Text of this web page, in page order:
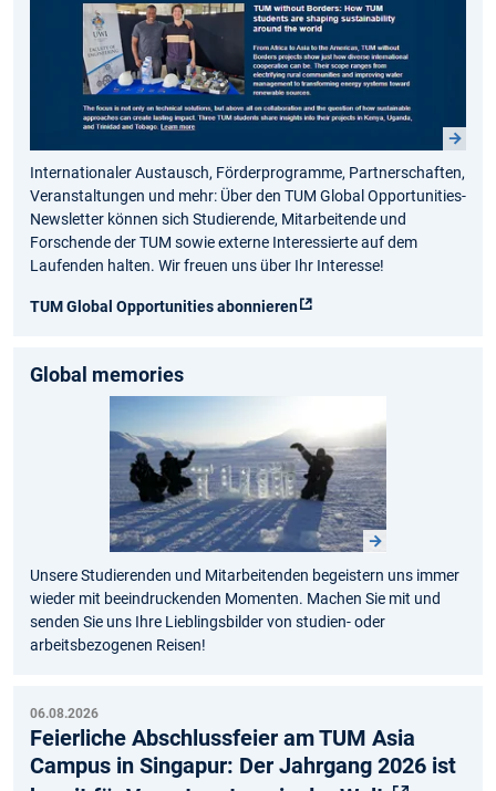
Internationaler Austausch, Förderprogramme, Partnerschaften,
Veranstaltungen und mehr: Über den TUM Global Opportunities-
Newsletter können sich Studierende, Mitarbeitende und
Forschende der TUM sowie externe Interessierte auf dem
Laufenden halten. Wir freuen uns über Ihr Interesse!
TUM Global Opportunities abonnieren
Global memories
Unsere Studierenden und Mitarbeitenden begeistern uns immer
wieder mit beeindruckenden Momenten. Machen Sie mit und
senden Sie uns Ihre Lieblingsbilder von studien- oder
arbeitsbezogenen Reisen!
06.08.2026
Feierliche Abschlussfeier am TUM Asia
Campus in Singapur: Der Jahrgang 2026 ist